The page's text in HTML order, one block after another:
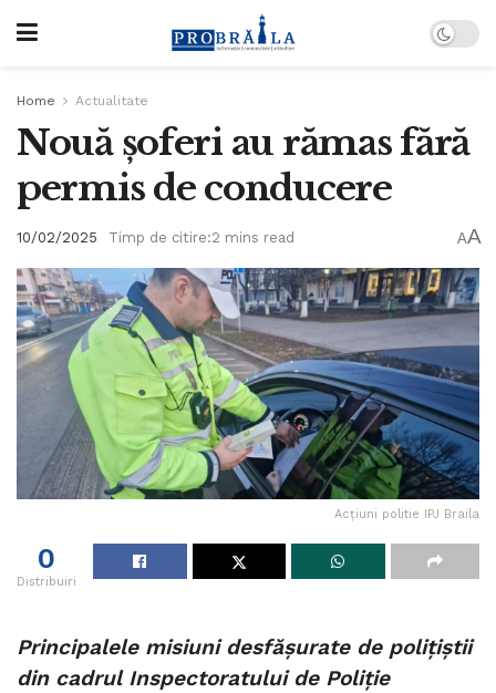
Home Actualitate
Nouă șoferi au rămas fără
permis de conducere
10/02/2025 Timp de citire:2 mins read AA
Acțiuni politie IPJ Braila
0
Distribuiri
Principalele misiuni desfășurate de polițiștii
din cadrul Inspectoratului de Poliție